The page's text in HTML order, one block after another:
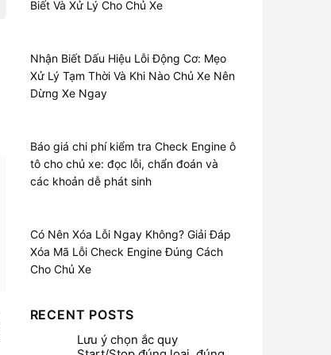
Biết Và Xử Lý Cho Chủ Xe
Nhận Biết Dấu Hiệu Lỗi Động Cơ: Mẹo
Xử Lý Tạm Thời Và Khi Nào Chủ Xe Nên
Dừng Xe Ngay
Báo giá chi phí kiểm tra Check Engine ô
tô cho chủ xe: đọc lỗi, chẩn đoán và
các khoản dễ phát sinh
Có Nên Xóa Lỗi Ngay Không? Giải Đáp
Xóa Mã Lỗi Check Engine Đúng Cách
Cho Chủ Xe
RECENT POSTS
Lưu ý chọn ắc quy